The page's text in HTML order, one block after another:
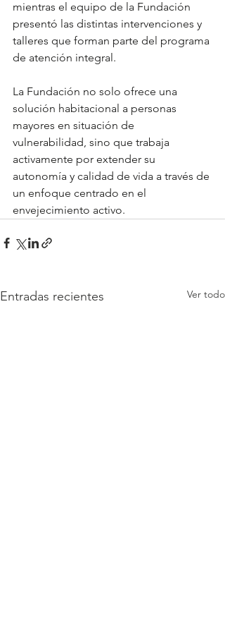
mientras el equipo de la Fundación
presentó las distintas intervenciones y
talleres que forman parte del programa
de atención integral.
La Fundación no solo ofrece una
solución habitacional a personas
mayores en situación de
vulnerabilidad, sino que trabaja
activamente por extender su
autonomía y calidad de vida a través de
un enfoque centrado en el
envejecimiento activo.
Entradas recientes Ver todo